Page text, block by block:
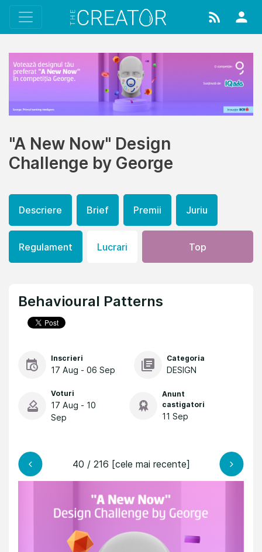
"A New Now" Design
Challenge by George
Descriere Brief Premii Juriu
Regulament Lucrari Top
Behavioural Patterns
Inscrieri
17 Aug - 06 Sep
Categoria
DESIGN
Voturi
17 Aug - 10
Sep
Anunt
castigatori
11 Sep
40 / 216 [cele mai recente]